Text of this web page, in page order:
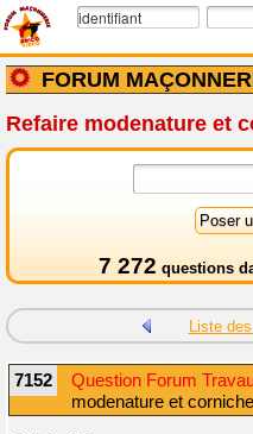
FORUM
Refaire modenature et
7 272 questions
Liste
7152 Question Forum
modenature et corniche